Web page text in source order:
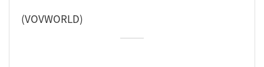
(VOVWORLD)